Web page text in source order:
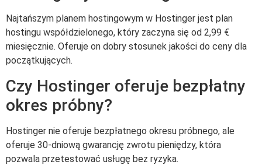
Najtańszym planem hostingowym w Hostinger jest plan
hostingu współdzielonego, który zaczyna się od 2,99 €
miesięcznie. Oferuje on dobry stosunek jakości do ceny dla
początkujących.
Czy Hostinger oferuje bezpłatny
okres próbny?
Hostinger nie oferuje bezpłatnego okresu próbnego, ale
oferuje 30-dniową gwarancję zwrotu pieniędzy, która
pozwala przetestować usługę bez ryzyka.